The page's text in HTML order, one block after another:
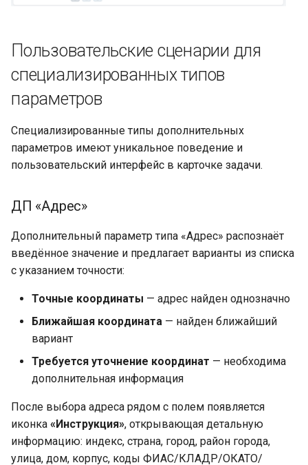
Пользовательские сценарии для
специализированных типов
параметров
Специализированные типы дополнительных
параметров имеют уникальное поведение и
пользовательский интерфейс в карточке задачи.
ДП «Адрес»
Дополнительный параметр типа «Адрес» распознаёт
введённое значение и предлагает варианты из списка
с указанием точности:
Точные координаты — адрес найден однозначно
Ближайшая координата — найден ближайший
вариант
Требуется уточнение координат — необходима
дополнительная информация
После выбора адреса рядом с полем появляется
иконка «Инструкция», открывающая детальную
информацию: индекс, страна, город, район города,
улица, дом, корпус, коды ФИАС/КЛАДР/ОКАТО/